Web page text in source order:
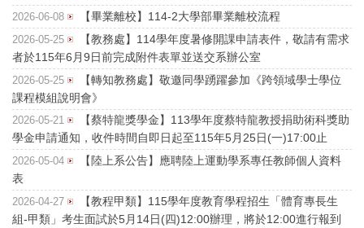
2026-06-08 【畢業離校】114-2大學部畢業離校流程
2026-05-25
【教務處】114學年度暑修開課申請表件，敬請有需求
者於115年6月9日前完成附件表單並送交系辦公室
2026-05-25
【轉知教務處】敬邀同學踴躍參加《跨領域學士學位
課程模組說明會》
2026-05-21
【蔡特龍獎學金】113學年度蔡特龍教授捐助術科獎助
學金申請通知，收件時間自即日起至115年5月25日(一)17:00止
2026-05-04
【陸上系公告】應聘陸上運動學系專任教師個人資料
表
2026-04-27
【教程甲類】115學年度教育學程招生「體育專長生
組-甲類」考生面試於5月14日(四)12:00辦理，將於12:00進行報到